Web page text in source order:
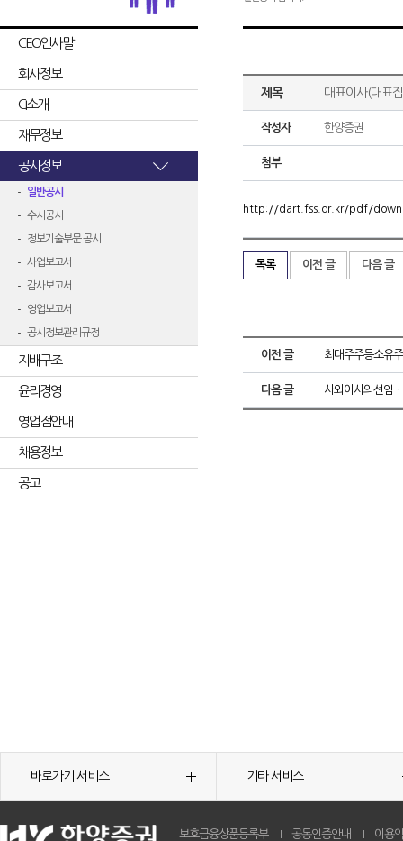
CEO인사말
회사정보
CI소개
재무정보
공시정보
일반공시
수시공시
정보기술부문 공시
사업보고서
감사보고서
영업보고서
공시정보관리규정
지배구조
윤리경영
영업점안내
채용정보
공고
제목 대표이사(대표
작성자 한양증권
첨부
http://dart.fss.or.kr/pdf/
목록 이전 글 다음 글
이전 글 최대주주등소유
다음 글 사외이사의선임
바로가기 서비스 기타 서비스
보호금융상품등록부 공동인증안내 이용